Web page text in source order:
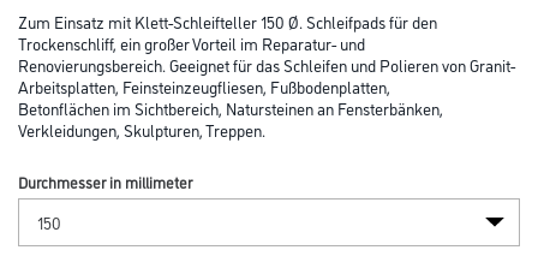
Zum Einsatz mit Klett-Schleifteller 150 Ø. Schleifpads für den
Trockenschliff, ein großer Vorteil im Reparatur- und
Renovierungsbereich. Geeignet für das Schleifen und Polieren von Granit-
Arbeitsplatten, Feinsteinzeugfliesen, Fußbodenplatten,
Betonflächen im Sichtbereich, Natursteinen an Fensterbänken,
Verkleidungen, Skulpturen, Treppen.
Durchmesser in millimeter